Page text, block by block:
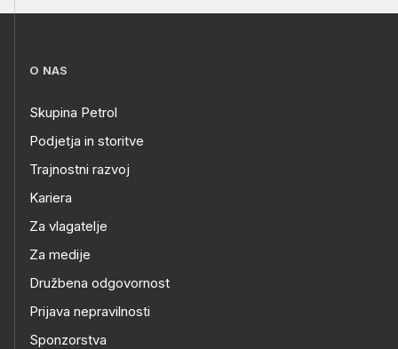
O NAS
Skupina Petrol
Podjetja in storitve
Trajnostni razvoj
Kariera
Za vlagatelje
Za medije
Družbena odgovornost
Prijava nepravilnosti
Sponzorstva